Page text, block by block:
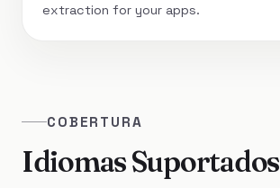
extraction for your apps.
COBERTURA
Idiomas Suportados